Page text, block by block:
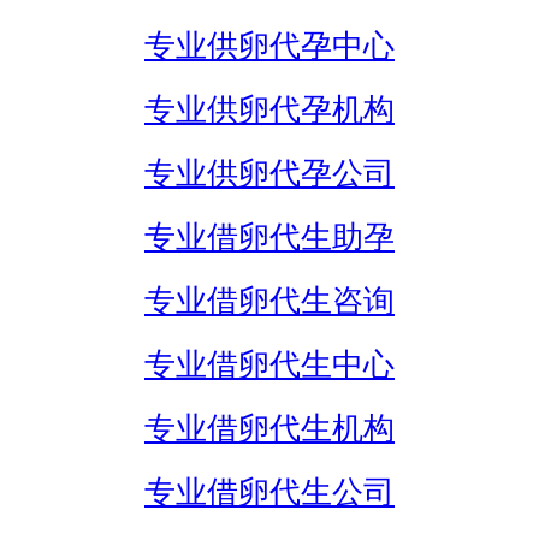
专业供卵代孕中心
专业供卵代孕机构
专业供卵代孕公司
专业借卵代生助孕
专业借卵代生咨询
专业借卵代生中心
专业借卵代生机构
专业借卵代生公司